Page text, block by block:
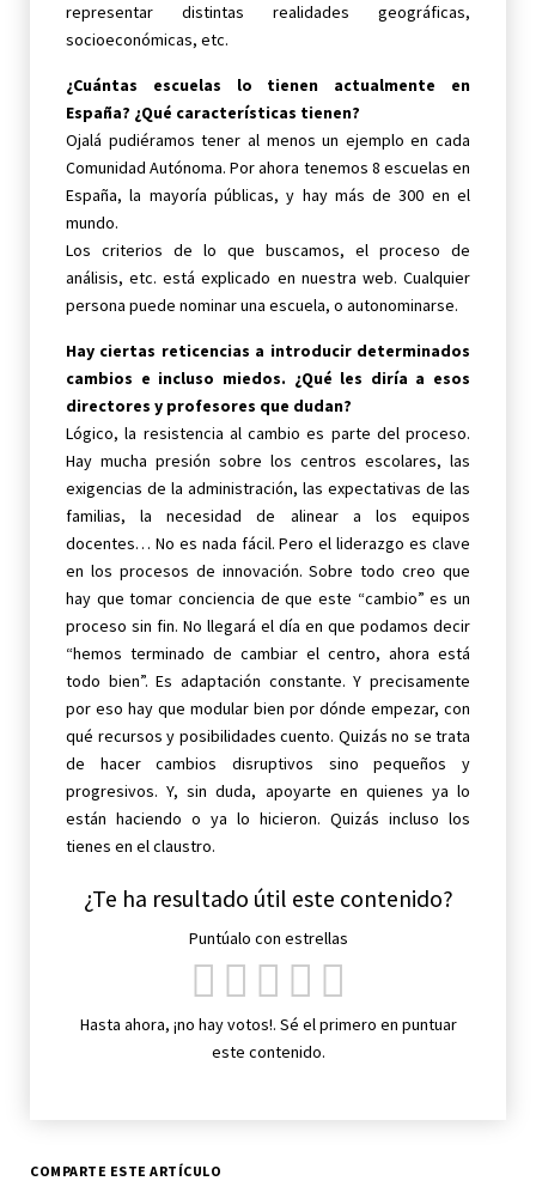
representar distintas realidades geográficas,
socioeconómicas, etc.
¿Cuántas escuelas lo tienen actualmente en
España? ¿Qué características tienen?
Ojalá pudiéramos tener al menos un ejemplo en cada
Comunidad Autónoma. Por ahora tenemos 8 escuelas en
España, la mayoría públicas, y hay más de 300 en el
mundo.
Los criterios de lo que buscamos, el proceso de
análisis, etc. está explicado en nuestra web. Cualquier
persona puede nominar una escuela, o autonominarse.
Hay ciertas reticencias a introducir determinados
cambios e incluso miedos. ¿Qué les diría a esos
directores y profesores que dudan?
Lógico, la resistencia al cambio es parte del proceso.
Hay mucha presión sobre los centros escolares, las
exigencias de la administración, las expectativas de las
familias, la necesidad de alinear a los equipos
docentes… No es nada fácil. Pero el liderazgo es clave
en los procesos de innovación. Sobre todo creo que
hay que tomar conciencia de que este “cambio” es un
proceso sin fin. No llegará el día en que podamos decir
“hemos terminado de cambiar el centro, ahora está
todo bien”. Es adaptación constante. Y precisamente
por eso hay que modular bien por dónde empezar, con
qué recursos y posibilidades cuento. Quizás no se trata
de hacer cambios disruptivos sino pequeños y
progresivos. Y, sin duda, apoyarte en quienes ya lo
están haciendo o ya lo hicieron. Quizás incluso los
tienes en el claustro.
¿Te ha resultado útil este contenido?
Puntúalo con estrellas
Hasta ahora, ¡no hay votos!. Sé el primero en puntuar
este contenido.
COMPARTE ESTE ARTÍCULO